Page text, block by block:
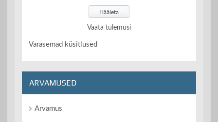
Vaata tulemusi
Varasemad küsitlused
ARVAMUSED
Arvamus